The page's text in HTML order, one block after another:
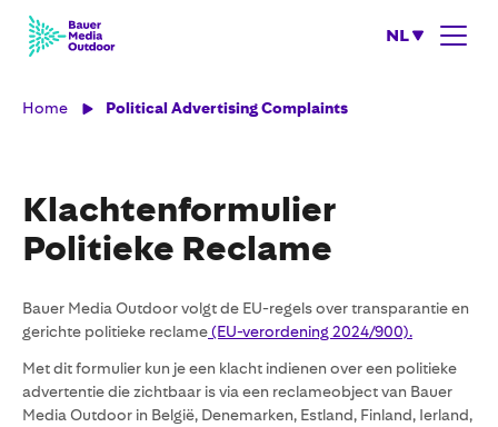
NL
Home Political Advertising Complaints
Klachtenformulier
Politieke Reclame
Bauer Media Outdoor volgt de EU-regels over transparantie en
gerichte politieke reclame(EU-verordening 2024/900).
Met dit formulier kun je een klacht indienen over een politieke
advertentie die zichtbaar is via een reclameobject van Bauer
Media Outdoor in België, Denemarken, Estland, Finland, Ierland,